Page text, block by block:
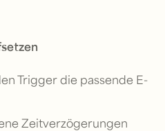
Trigger die passende E-
Zeitverzögerungen